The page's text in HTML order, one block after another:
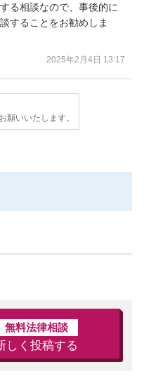
る相談なので、事後的に
することをお勧めしま
2025年2月4日 13:17
願いいたします。
無料法律相談
しく投稿する